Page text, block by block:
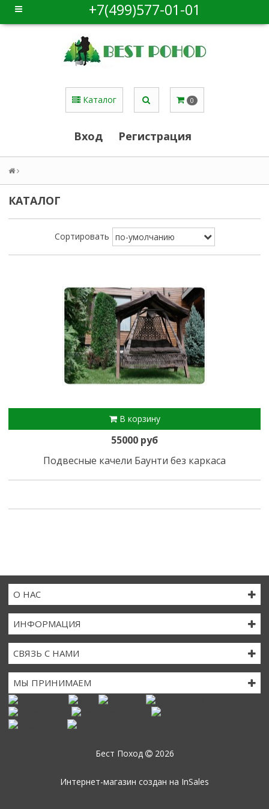
+7(499)577-01-01
Каталог 0
Вход Регистрация
КАТАЛОГ
Сортировать
В корзину
55000 руб
Подвесные качели Баунти без каркаса
О НАС
ИНФОРМАЦИЯ
СВЯЗЬ С НАМИ
МЫ ПРИНИМАЕМ
Бест Поход 2026
Интернет-магазин создан на InSales